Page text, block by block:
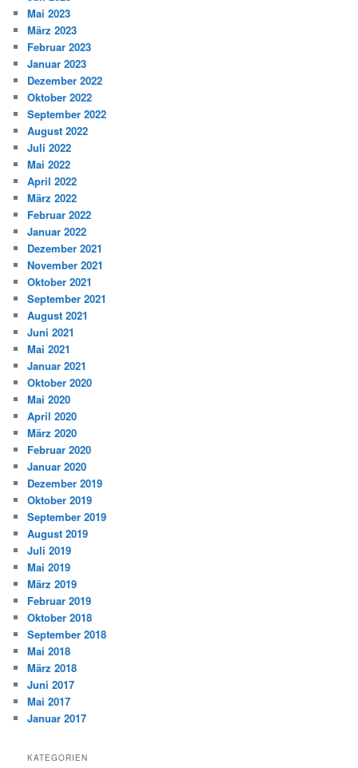
Mai 2023
März 2023
Februar 2023
Januar 2023
Dezember 2022
Oktober 2022
September 2022
August 2022
Juli 2022
Mai 2022
April 2022
März 2022
Februar 2022
Januar 2022
Dezember 2021
November 2021
Oktober 2021
September 2021
August 2021
Juni 2021
Mai 2021
Januar 2021
Oktober 2020
Mai 2020
April 2020
März 2020
Februar 2020
Januar 2020
Dezember 2019
Oktober 2019
September 2019
August 2019
Juli 2019
Mai 2019
März 2019
Februar 2019
Oktober 2018
September 2018
Mai 2018
März 2018
Juni 2017
Mai 2017
Januar 2017
KATEGORIEN